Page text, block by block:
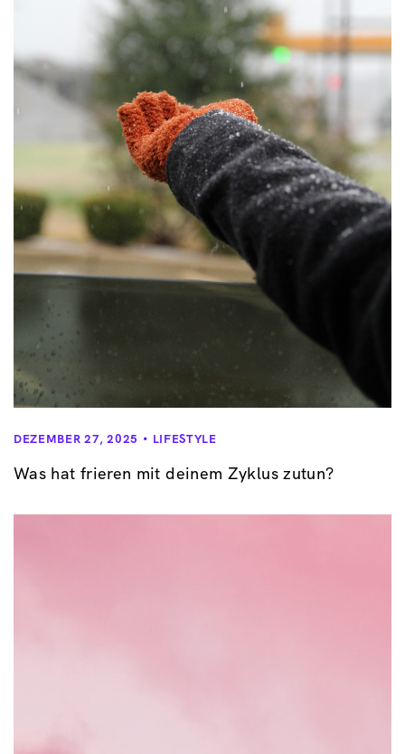
DEZEMBER 27, 2025 LIFESTYLE
Was hat frieren mit deinem Zyklus zutun?